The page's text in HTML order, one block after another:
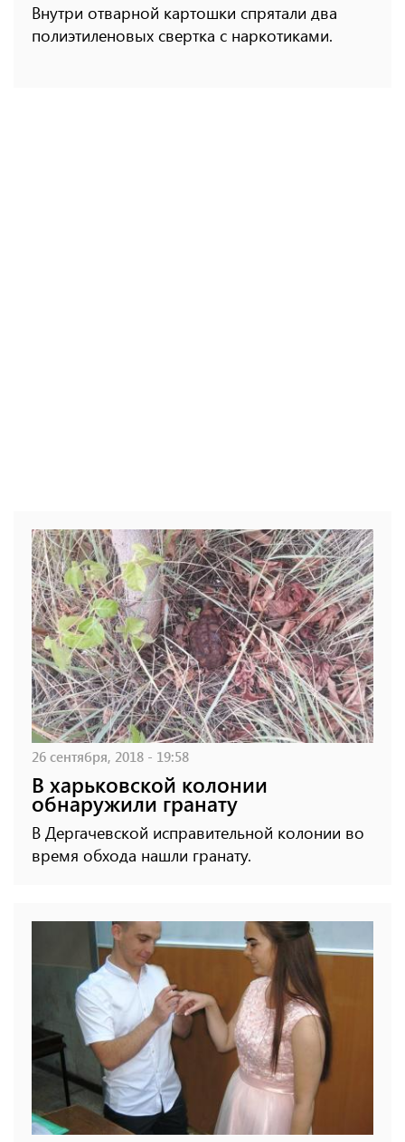
Внутри отварной картошки спрятали два
полиэтиленовых свертка с наркотиками.
26 сентября, 2018 - 19:58
В харьковской колонии
обнаружили гранату
В Дергачевской исправительной колонии во
время обхода нашли гранату.